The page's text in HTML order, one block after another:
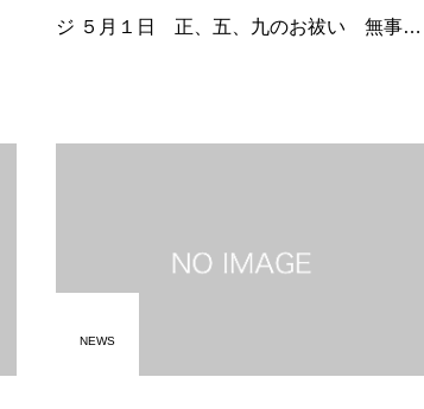
ジ ５月１日 正、五、九のお祓い 無事
のいつもの祈願です。 自分はおはらいの後
NEWS